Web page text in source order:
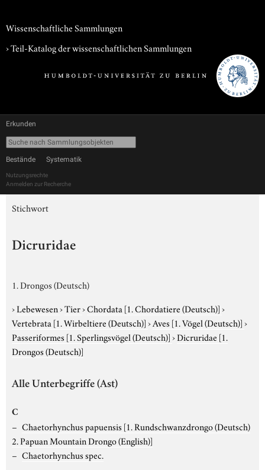
Wissenschaftliche Sammlungen
› Teil-Katalog der wissenschaftlichen Sammlungen
Erkunden
Bestände Systematik
Nutzungsrechte
Anmelden zur Recherche
Stichwort
Dicruridae
1. Drongos (Deutsch)
›Lebewesen›Tier›Chordata [1. Chordatiere (Deutsch)]›
Vertebrata [1. Wirbeltiere (Deutsch)]›Aves [1. Vögel (Deutsch)]›
Passeriformes [1. Sperlingsvögel (Deutsch)]›Dicruridae [1.
Drongos (Deutsch)]
Alle Unterbegriffe (Ast)
C
Chaetorhynchus papuensis [1. Rundschwanzdrongo (Deutsch)
2. Papuan Mountain Drongo (English)]
Chaetorhynchus spec.